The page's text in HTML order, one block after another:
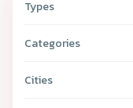
Types
Categories
Cities